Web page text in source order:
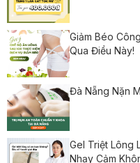
Giảm Béo
Qua Điều Này!
Đà Nẵng Nặn
Gel Triệt Lông
Nhạy Cảm